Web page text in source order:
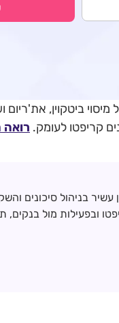
ביטקוין,
קריפטו לעומק. רואה
עשיר בניהול סיכונים
ובפעילות מול בנקים,